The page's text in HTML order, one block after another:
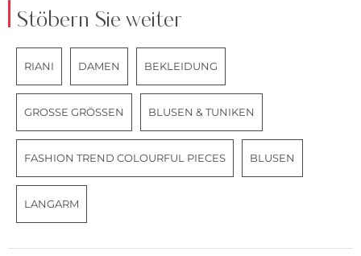
Stöbern Sie weiter
RIANI DAMEN BEKLEIDUNG
GROSSE GRÖSSEN BLUSEN & TUNIKEN
FASHION TREND COLOURFUL PIECES BLUSEN
LANGARM